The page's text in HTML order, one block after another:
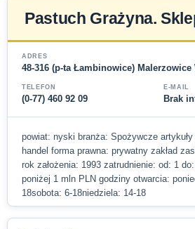
Pastuch Grażyna.
ADRES
48-316 (p-ta Łambinowice) Malerzowice
TELEFON
(0-77) 460 92 09
E-MAIL
Brak
powiat: nyski branża: Spożywcze artykuły
handel forma prawna: prywatny zakład
rok założenia: 1993 zatrudnienie: od: 1
poniżej 1 mln PLN godziny otwarcia:
18sobota: 6-18niedziela: 14-18